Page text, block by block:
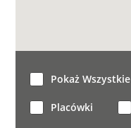
Pokaż Wszystkie
Placówki